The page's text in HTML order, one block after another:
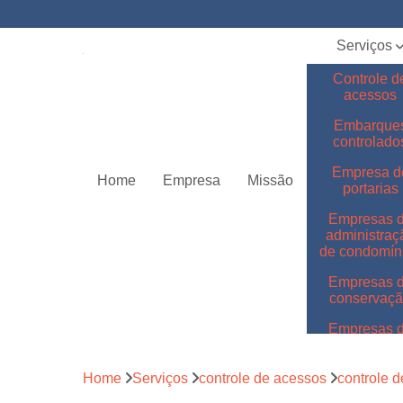
Home Empresa Missão
Serviços
Controle
acessos
Empresa
portarias
Empresas
de
Empresas
Empresas
Empresas
Home Serviços controle de acessos controle